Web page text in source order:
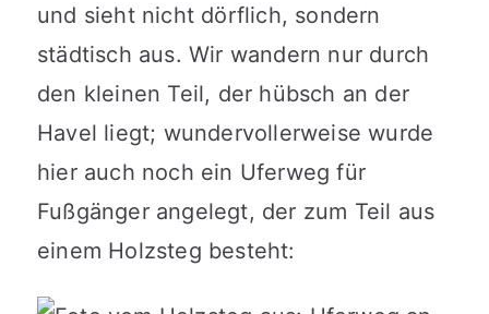
und sieht nicht dörflich, sondern
städtisch aus. Wir wandern nur durch
den kleinen Teil, der hübsch an der
Havel liegt; wundervollerweise wurde
hier auch noch ein Uferweg für
Fußgänger angelegt, der zum Teil aus
einem Holzsteg besteht: